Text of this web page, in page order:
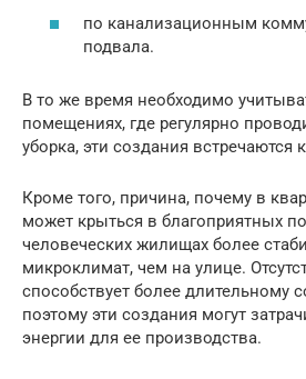
по канализационным
подвала.
В то же время необходимо
помещениях, где регулярно
уборка, эти создания встречаются
Кроме того, причина, почему в
может крыться в благоприятных
человеческих жилищах более
микроклимат, чем на улице.
способствует более длительному
поэтому эти создания могут
энергии для ее производства.